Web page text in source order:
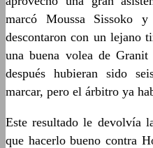
marcó Moussa Sissoko
descontaron con un
una buena volea de
después hubieran sido
marcar, pero el árbitro ya
Este resultado le devolvía
que hacerlo bueno contra